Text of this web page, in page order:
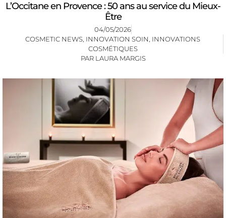
L’Occitane en Provence : 50 ans au service du Mieux-
Être
04/05/2026
COSMETIC NEWS INNOVATION SOIN INNOVATIONS
COSMÉTIQUES
PAR LAURA MARGIS